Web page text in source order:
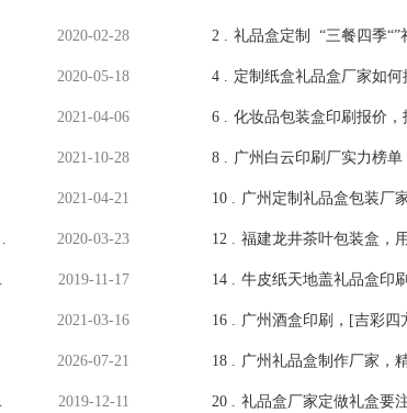
2020-02-28 2 .
礼品盒定制 “三餐四季“”
2020-05-18 4 .
定制纸盒礼品盒厂家如何
2021-04-06 6 .
化妆品包装盒印刷报价，
2021-10-28 8 .
广州白云印刷厂实力榜单
2021-04-21 10 .
广州定制礼品盒包装厂家 定制礼品包
2020-03-23 12 .
福建龙井茶叶包装盒，
2019-11-17 14 .
牛皮纸天地盖礼品盒印刷定制 礼
2021-03-16 16 .
广州酒盒印刷，[吉彩四
2026-07-21 18 .
广州礼品盒制作厂家，
2019-12-11 20 . 礼品盒厂家定做礼盒要